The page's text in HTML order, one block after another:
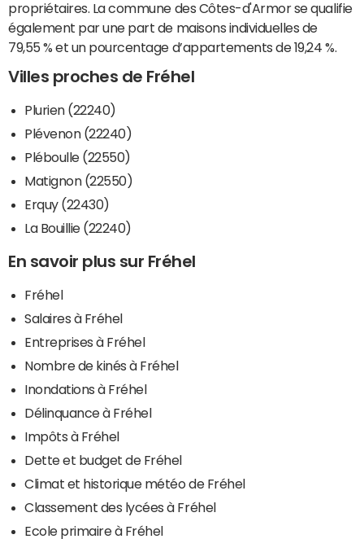
propriétaires. La commune des Côtes-d'Armor se qualifie
également par une part de maisons individuelles de
79,55 % et un pourcentage d’appartements de 19,24 %.
Villes proches de Fréhel
Plurien (22240)
Plévenon (22240)
Pléboulle (22550)
Matignon (22550)
Erquy (22430)
La Bouillie (22240)
En savoir plus sur Fréhel
Fréhel
Salaires à Fréhel
Entreprises à Fréhel
Nombre de kinés à Fréhel
Inondations à Fréhel
Délinquance à Fréhel
Impôts à Fréhel
Dette et budget de Fréhel
Climat et historique météo de Fréhel
Classement des lycées à Fréhel
Ecole primaire à Fréhel